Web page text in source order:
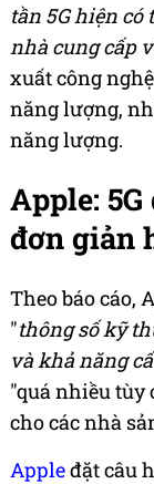
tần 5G hiện
nhà cung cấp
xuất công
năng lượng,
năng lượng.
Apple:
đơn giản
Theo báo cáo,
"thông số kỹ
và khả năng
"quá nhiều
cho các nhà
Appleđặt câu